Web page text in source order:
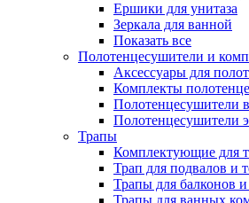
Ершики для унитаза
Зеркала для ванной
Показать все
Полотенцесушители и
Аксессуары для
Комплекты
Полотенцесушители
Полотенцесушители
Трапы
Комплектующие для
Трап для подвалов и
Трапы для балконов и
Трапы для ванных